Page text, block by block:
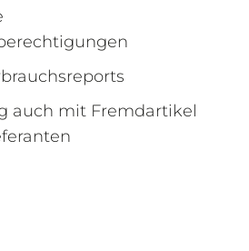
auch mit Fremdartikel